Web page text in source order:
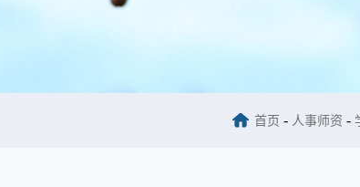
首页 - 人事师资 -